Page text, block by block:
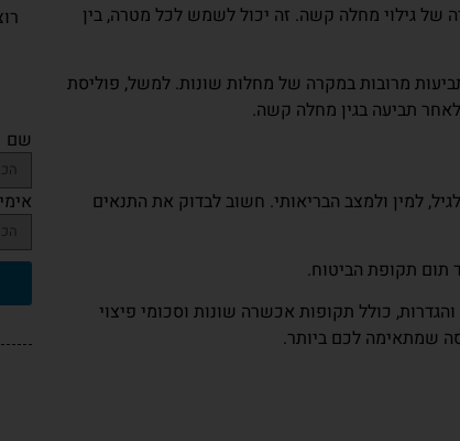
של גילוי מחלה קשה. זה יכול לשמש לכל מטרה, בין
מרובות במקרה של מחלות שונות. למשל, פוליסת
למין ולמצב הבריאותי. חשוב לבדוק את התנאים
תום תקופת הביטוח.
כולל תקופות אכשרה שונות וסכומי פיצוי
שמתאימה לכם ביותר.
שם